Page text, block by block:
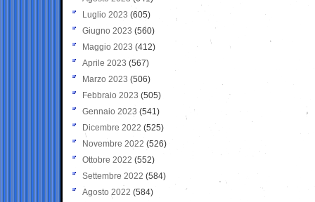
Luglio 2023 (605)
Giugno 2023 (560)
Maggio 2023 (412)
Aprile 2023 (567)
Marzo 2023 (506)
Febbraio 2023 (505)
Gennaio 2023 (541)
Dicembre 2022 (525)
Novembre 2022 (526)
Ottobre 2022 (552)
Settembre 2022 (584)
Agosto 2022 (584)